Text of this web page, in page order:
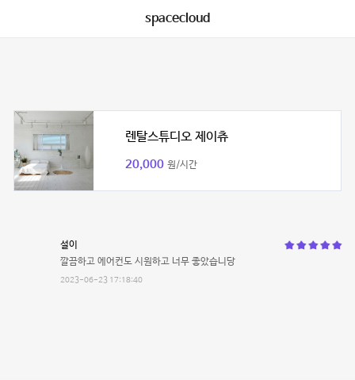
spacecloud
렌탈스튜디오 제이츄
20,000 원/시간
설이
깔끔하고 에어컨도 시원하고 너무 좋았습니당
2023-06-23 17:18:40